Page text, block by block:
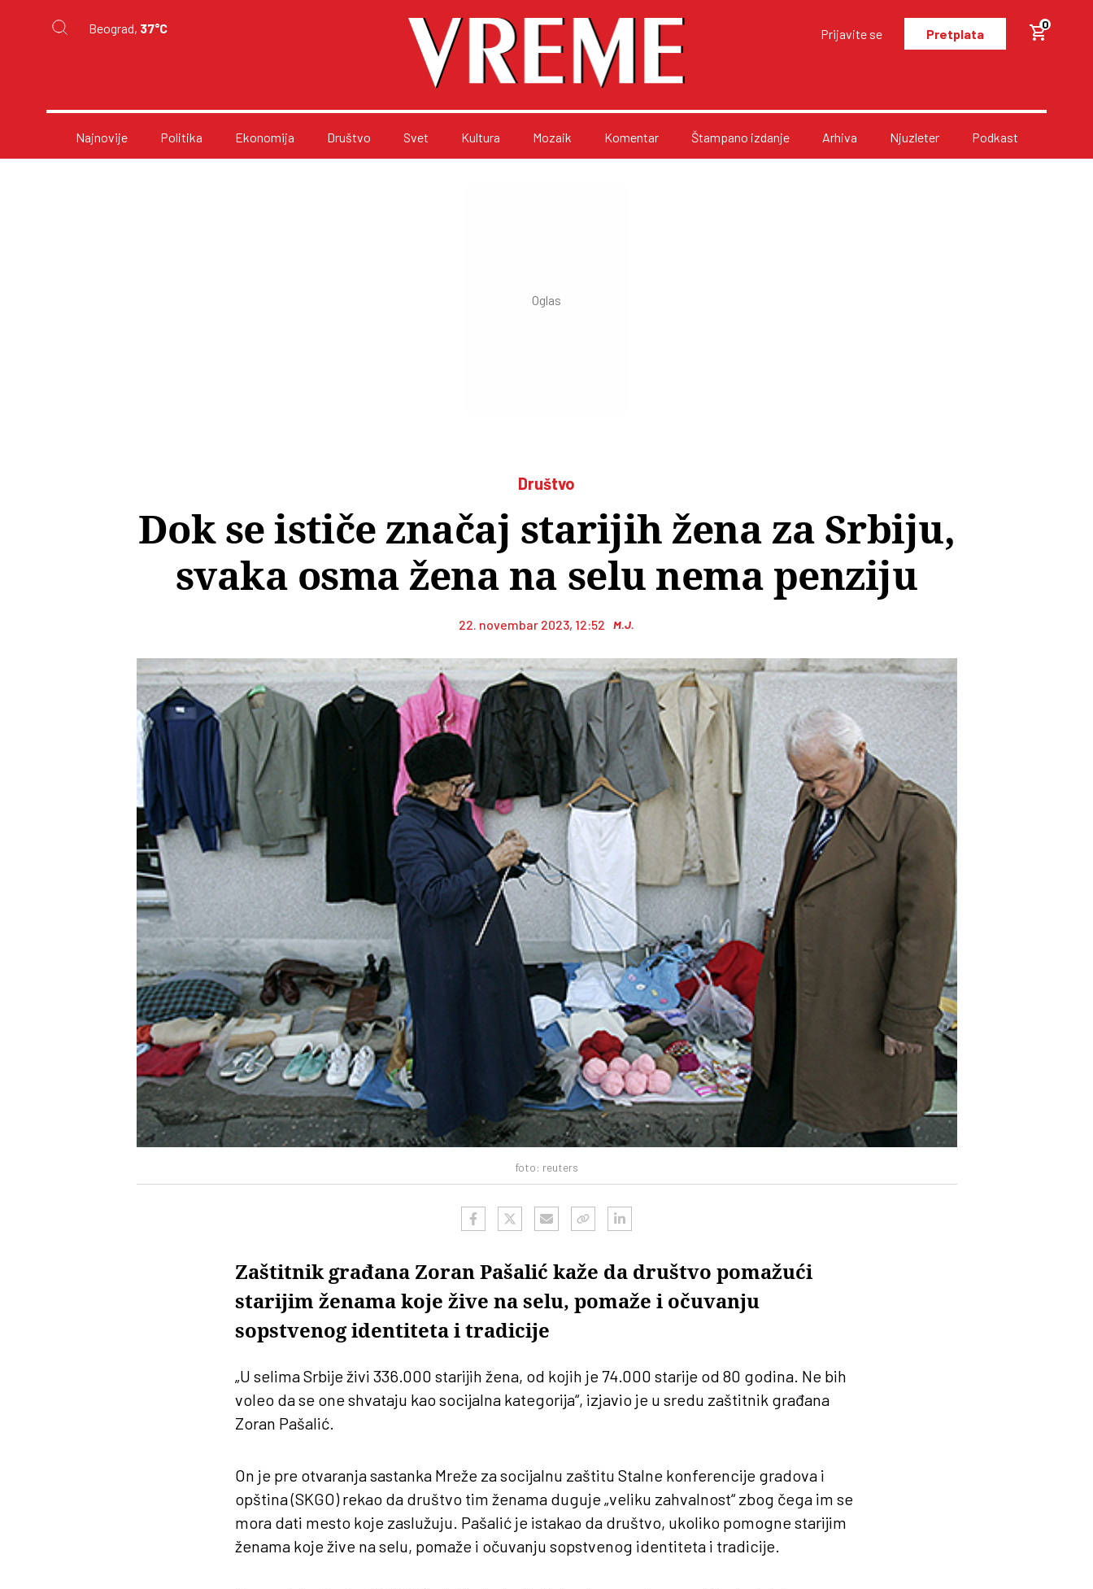
Beograd, 37°C Prijavite se Pretplata
0
Najnovije Politika Ekonomija Društvo Svet Kultura Mozaik Komentar Štampano izdanje Arhiva Njuzleter Podkast
Društvo
Dok se ističe značaj starijih žena za Srbiju,
svaka osma žena na selu nema penziju
22. novembar 2023, 12:52 M.J.
foto: reuters
Zaštitnik građana Zoran Pašalić kaže da društvo pomažući
starijim ženama koje žive na selu, pomaže i očuvanju
sopstvenog identiteta i tradicije
„U selima Srbije živi 336.000 starijih žena, od kojih je 74.000 starije od 80 godina. Ne bih
voleo da se one shvataju kao socijalna kategorija“, izjavio je u sredu zaštitnik građana
Zoran Pašalić.
On je pre otvaranja sastanka Mreže za socijalnu zaštitu Stalne konferencije gradova i
opština (SKGO) rekao da društvo tim ženama duguje „veliku zahvalnost“ zbog čega im se
mora dati mesto koje zaslužuju. Pašalić je istakao da društvo, ukoliko pomogne starijim
ženama koje žive na selu, pomaže i očuvanju sopstvenog identiteta i tradicije.